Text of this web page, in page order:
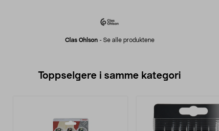
Clas Ohlson- Se alle produktene
Toppselgere i samme kategori